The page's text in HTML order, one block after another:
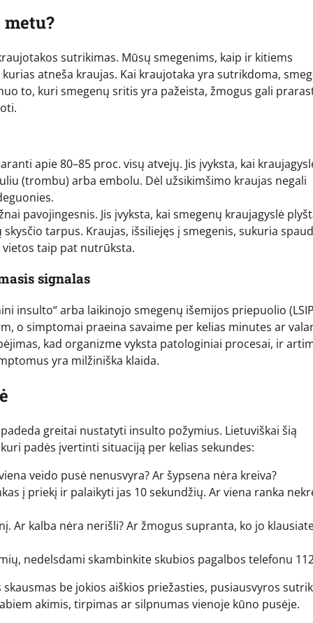
sutrikimas. Mūsų smegenims, kaip ir kitiems
atneša kraujas. Kai kraujotaka yra sutrikdoma,
to, kuri smegenų sritis yra pažeista, žmogus gali
apie 80–85 proc. visų atvejų. Jis įvyksta, kai
(trombu) arba embolu. Dėl užsikimšimo kraujas negali
pavojingesnis. Jis įvyksta, kai smegenų kraujagyslė
tarpus. Kraujas, išsiliejęs į smegenis, sukuria
taip pat nutrūksta.
signalas
insulto“ arba laikinojo smegenų išemijos priepuolio
o simptomai praeina savaime per kelias minutes ar
kad organizme vyksta patologiniai procesai, ir
yra milžiniška klaida.
greitai nustatyti insulto požymius. Lietuviškai šią
padės įvertinti situaciją per kelias sekundes:
veido pusė nenusvyra? Ar šypsena nėra kreiva?
į priekį ir palaikyti jas 10 sekundžių. Ar viena ranka
Ar kalba nėra nerišli? Ar žmogus supranta, ko jo
nedelsdami skambinkite skubios pagalbos telefonu
be jokios aiškios priežasties, pusiausvyros
akimis, tirpimas ar silpnumas vienoje kūno pusėje.